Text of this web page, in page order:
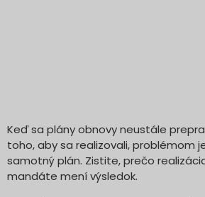
Keď sa plány obnovy neustále
toho, aby sa realizovali, problémom
samotný plán. Zistite, prečo
mandáte mení výsledok.